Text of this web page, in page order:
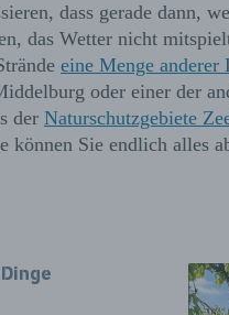
dass gerade dann,
das Wetter nicht
eine Menge anderer
oder einer der
der Naturschutzgebiete
können Sie endlich alles